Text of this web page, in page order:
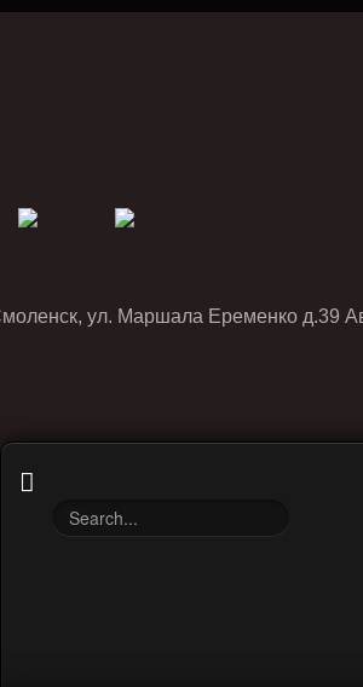
ул. Маршала Еременко д.39